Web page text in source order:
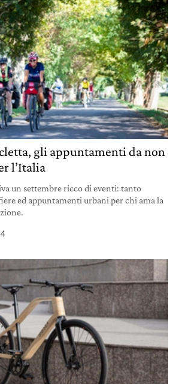
gli appuntamenti da non
l’Italia
un settembre ricco di eventi: tanto
ed appuntamenti urbani per chi ama la